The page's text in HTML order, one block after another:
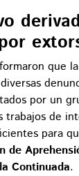
que
por un
trabajos de
para
de
Continuada.